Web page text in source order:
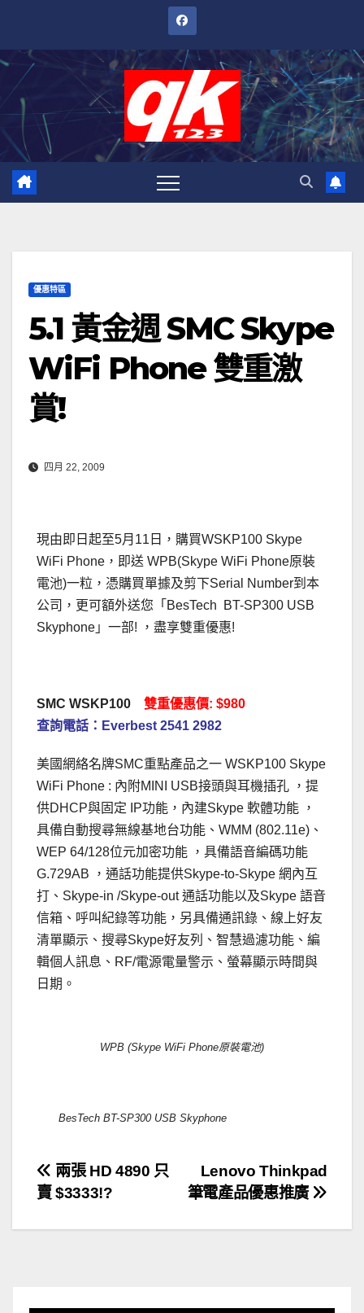
內
優惠特區
5.1 黃金週 SMC Skype
WiFi Phone 雙重激
賞!
四月 22, 2009
現由即日起至5月11日，購買WSKP100 Skype
WiFi Phone，即送 WPB(Skype WiFi Phone原裝
電池)一粒，憑購買單據及剪下Serial Number到本
公司，更可額外送您「BesTech BT-SP300 USB
Skyphone」一部! ，盡享雙重優惠!
SMC WSKP100 雙重優惠價: $980
查詢電話：Everbest 2541 2982
美國網絡名牌SMC重點產品之一 WSKP100 Skype
WiFi Phone : 內附MINI USB接頭與耳機插孔 ，提
供DHCP與固定 IP功能，內建Skype 軟體功能 ，
具備自動搜尋無線基地台功能、WMM (802.11e)、
WEP 64/128位元加密功能 ，具備語音編碼功能
G.729AB ，通話功能提供Skype-to-Skype 網內互
打、Skype-in /Skype-out 通話功能以及Skype 語音
信箱、呼叫紀錄等功能，另具備通訊錄、線上好友
清單顯示、搜尋Skype好友列、智慧過濾功能、編
輯個人訊息、RF/電源電量警示、螢幕顯示時間與
日期。
WPB (Skype WiFi Phone原裝電池)
BesTech BT-SP300 USB Skyphone
文
章
Lenovo Thinkpad
筆電產品優惠推廣
兩張 HD 4890 只
賣 $3333!?